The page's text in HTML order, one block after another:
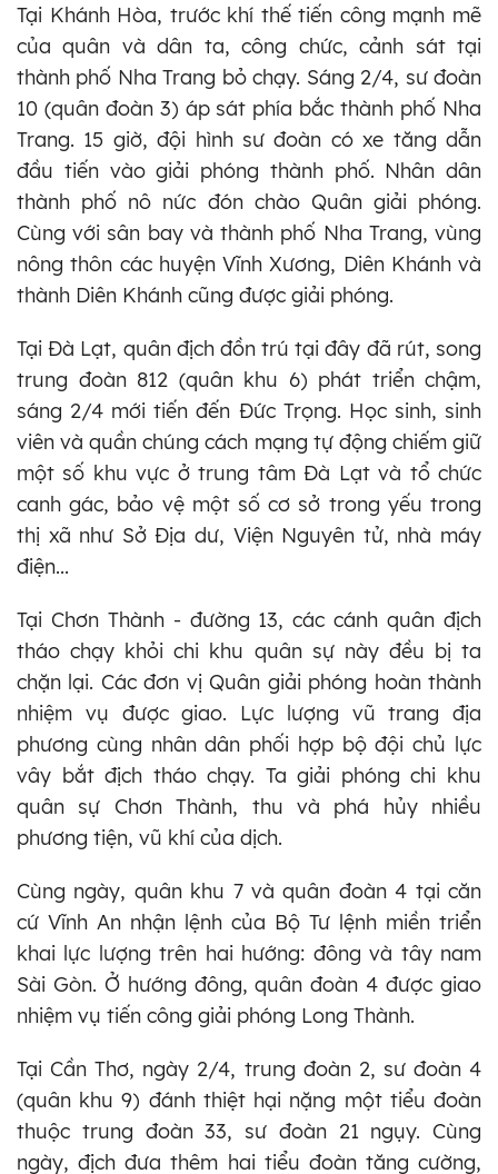
Tại Khánh Hòa, trước khí thế tiến công mạnh mẽ
của quân và dân ta, công chức, cảnh sát tại
thành phố Nha Trang bỏ chạy. Sáng 2/4, sư đoàn
10 (quân đoàn 3) áp sát phía bắc thành phố Nha
Trang. 15 giờ, đội hình sư đoàn có xe tăng dẫn
đầu tiến vào giải phóng thành phố. Nhân dân
thành phố nô nức đón chào Quân giải phóng.
Cùng với sân bay và thành phố Nha Trang, vùng
nông thôn các huyện Vĩnh Xương, Diên Khánh và
thành Diên Khánh cũng được giải phóng.
Tại Đà Lạt, quân địch đồn trú tại đây đã rút, song
trung đoàn 812 (quân khu 6) phát triển chậm,
sáng 2/4 mới tiến đến Đức Trọng. Học sinh, sinh
viên và quần chúng cách mạng tự động chiếm giữ
một số khu vực ở trung tâm Đà Lạt và tổ chức
canh gác, bảo vệ một số cơ sở trong yếu trong
thị xã như Sở Địa dư, Viện Nguyên tử, nhà máy
điện...
Tại Chơn Thành - đường 13, các cánh quân địch
tháo chạy khỏi chi khu quân sự này đều bị ta
chặn lại. Các đơn vị Quân giải phóng hoàn thành
nhiệm vụ được giao. Lực lượng vũ trang địa
phương cùng nhân dân phối hợp bộ đội chủ lực
vây bắt địch tháo chạy. Ta giải phóng chi khu
quân sự Chơn Thành, thu và phá hủy nhiều
phương tiện, vũ khí của dịch.
Cùng ngày, quân khu 7 và quân đoàn 4 tại căn
cứ Vĩnh An nhận lệnh của Bộ Tư lệnh miền triển
khai lực lượng trên hai hướng: đông và tây nam
Sài Gòn. Ở hướng đông, quân đoàn 4 được giao
nhiệm vụ tiến công giải phóng Long Thành.
Tại Cần Thơ, ngày 2/4, trung đoàn 2, sư đoàn 4
(quân khu 9) đánh thiệt hại nặng một tiểu đoàn
thuộc trung đoàn 33, sư đoàn 21 ngụy. Cùng
ngày, địch đưa thêm hai tiểu đoàn tăng cường,